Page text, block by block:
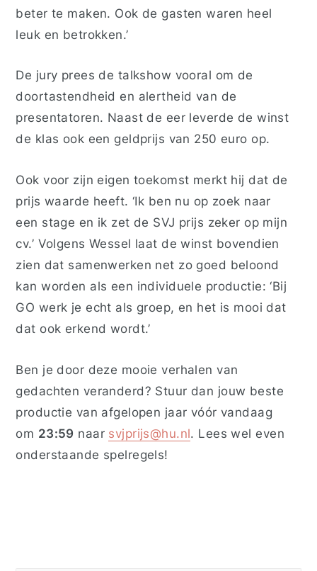
beter te maken. Ook de gasten waren heel
leuk en betrokken.’
De jury prees de talkshow vooral om de
doortastendheid en alertheid van de
presentatoren. Naast de eer leverde de winst
de klas ook een geldprijs van 250 euro op.
Ook voor zijn eigen toekomst merkt hij dat de
prijs waarde heeft. ‘Ik ben nu op zoek naar
een stage en ik zet de SVJ prijs zeker op mijn
cv.’ Volgens Wessel laat de winst bovendien
zien dat samenwerken net zo goed beloond
kan worden als een individuele productie: ‘Bij
GO werk je echt als groep, en het is mooi dat
dat ook erkend wordt.’
Ben je door deze mooie verhalen van
gedachten veranderd? Stuur dan jouw beste
productie van afgelopen jaar vóór vandaag
om 23:59 naar svjprijs@hu.nl. Lees wel even
onderstaande spelregels!